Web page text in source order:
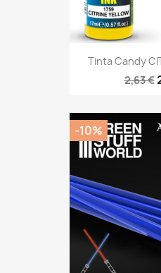
Tinta Candy
2,63 €
-10%